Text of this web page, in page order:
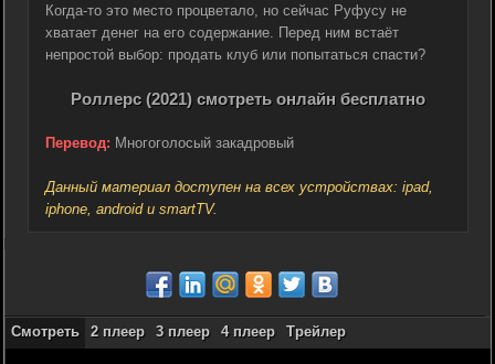
Когда-то это место процветало, но сейчас Руфусу не
хватает денег на его содержание. Перед ним встаёт
непростой выбор: продать клуб или попытаться спасти?
Роллерс (2021) смотреть онлайн бесплатно
Перевод: Многоголосый закадровый
Данный материал доступен на всех устройствах: ipad,
iphone, android и smartTV.
Смотреть 2 плеер 3 плеер 4 плеер Трейлер